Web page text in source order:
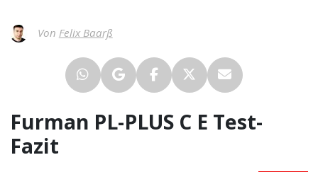
Von Felix Baarß
Furman PL-PLUS C E Test-
Fazit